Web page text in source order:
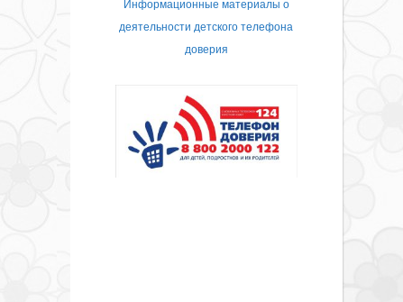
Информационные материалы о
деятельности детского телефона
доверия